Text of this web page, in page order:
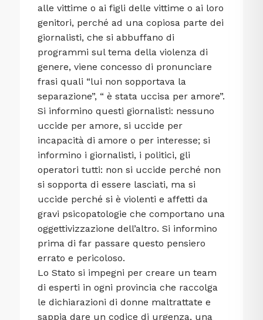
alle vittime o ai figli delle vittime o ai loro
genitori, perché ad una copiosa parte dei
giornalisti, che si abbuffano di
programmi sul tema della violenza di
genere, viene concesso di pronunciare
frasi quali “lui non sopportava la
separazione”, “ è stata uccisa per amore”.
Si informino questi giornalisti: nessuno
uccide per amore, si uccide per
incapacità di amore o per interesse; si
informino i giornalisti, i politici, gli
operatori tutti: non si uccide perché non
si sopporta di essere lasciati, ma si
uccide perché si è violenti e affetti da
gravi psicopatologie che comportano una
oggettivizzazione dell’altro. Si informino
prima di far passare questo pensiero
errato e pericoloso.
Lo Stato si impegni per creare un team
di esperti in ogni provincia che raccolga
le dichiarazioni di donne maltrattate e
sappia dare un codice di urgenza, una